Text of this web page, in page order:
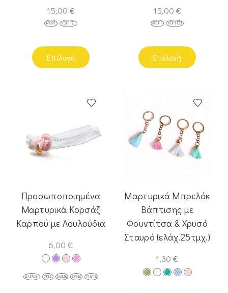
15,00 €
ΑΓΌΡΙ ΚΟΡΊΤΣΙ
Επιλογή
15,00 €
ΑΓΌΡΙ ΚΟΡΊΤΣΙ
Επιλογή
Προσωποποιημένα
Μαρτυρικά Κορσάζ
Καρπού με Λουλούδια
6,00 €
ΑΔΕΛΦΉ ΘΕΙΑ ΜΑΜΆ ΝΟΝΆ ΓΙΑΓΙΆ
Μαρτυρικά Μπρελόκ
Βάπτισης με
Φουντίτσα & Χρυσό
Σταυρό (ελάχ.25τμχ.)
1,30 €